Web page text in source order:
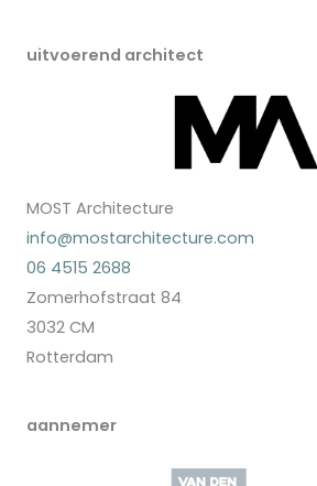
uitvoerend architect
MOST Architecture
info@mostarchitecture.com
06 4515 2688
Zomerhofstraat 84
3032 CM
Rotterdam
aannemer